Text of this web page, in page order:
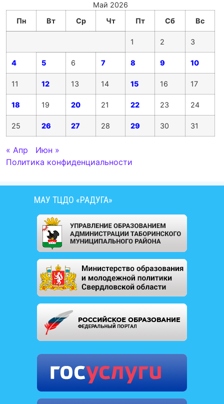
Май 2026
Пн
Вт Ср Чт Пт Сб Вс
1 2 3
4 5 6 7 8 9 10
11 12 13 14 15 16 17
18 19 20 21 22 23 24
25 26 27 28 29 30 31
« Апр
Июн »
Политика конфиденциальности
МАУ ТЦДО «РАДУГА»